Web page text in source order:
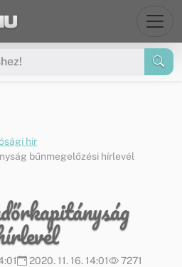
hír
bűnmegelőzési hírlevél
2020. 11. 16. 14:01 7271